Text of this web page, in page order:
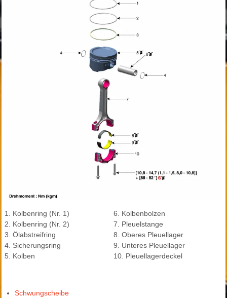
1. Kolbenring (Nr. 1)
2. Kolbenring (Nr. 2)
3. Ölabstreifring
4. Sicherungsring
5. Kolben
6. Kolbenbolzen
7. Pleuelstange
8. Oberes Pleuellager
9. Unteres Pleuellager
10. Pleuellagerdeckel
Schwungscheibe